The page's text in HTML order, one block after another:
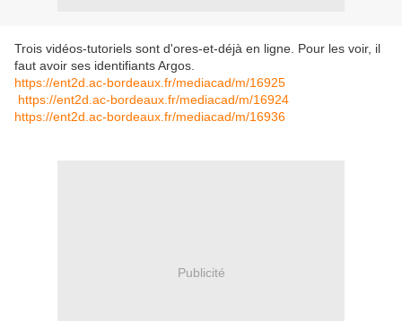
Trois vidéos-tutoriels sont d'ores-et-déjà en ligne. Pour les voir, il
faut avoir ses identifiants Argos.
https://ent2d.ac-bordeaux.fr/mediacad/m/16925
https://ent2d.ac-bordeaux.fr/mediacad/m/16924
https://ent2d.ac-bordeaux.fr/mediacad/m/16936
Publicité